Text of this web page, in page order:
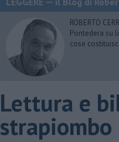
ROBERTO
Pontedera su
cose
​Lettura e
strapiombo